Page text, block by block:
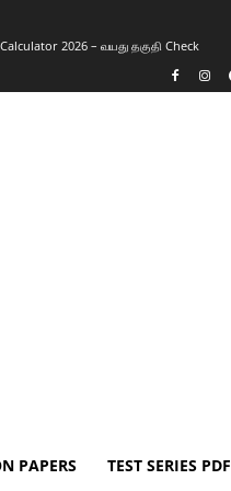
2026 – வயது தகுதி Check
PAPERS TEST SERIES PDF